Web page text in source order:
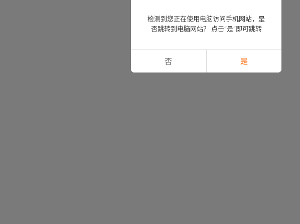
检测到您正在使用电脑访问手机网站，是
否跳转到电脑网站？ 点击“是”即可跳转
否 是